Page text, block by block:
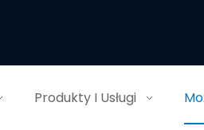
Produkty I Usługi